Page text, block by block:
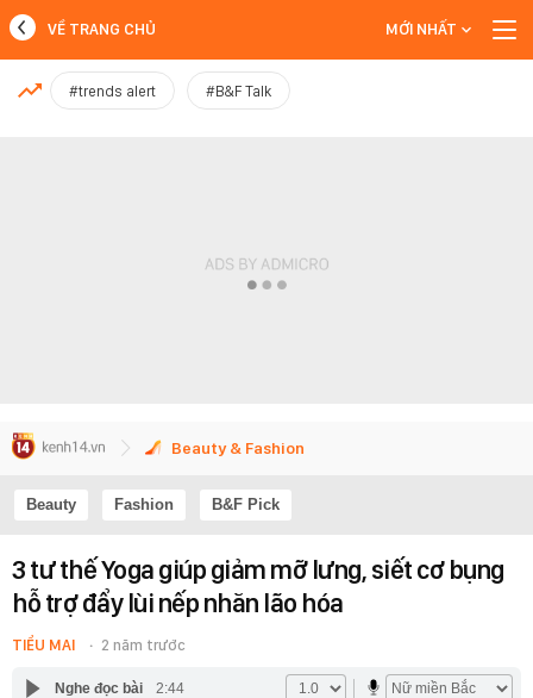
MỚI NHẤT
VỀ TRANG CHỦ MỚI NHẤT
#trends alert #B&F Talk
Beauty & Fashion
Beauty Fashion B&F Pick
3 tư thế Yoga giúp giảm mỡ lưng, siết cơ bụng
hỗ trợ đẩy lùi nếp nhăn lão hóa
TIỂU MAI 2 năm trước
Nghe đọc bài 2:44